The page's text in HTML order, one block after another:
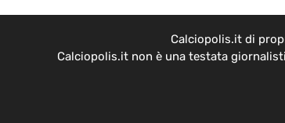
Calciopolis.it di
Calciopolis.it non è una testata